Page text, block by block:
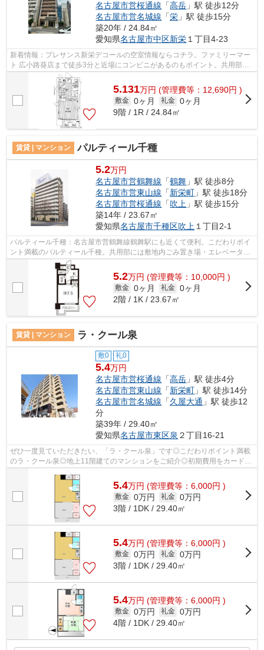
名古屋市営桜通線 「高岳 」駅 徒歩12分
名古屋市営名城線 「栄 」駅 徒歩15分
築20年 / 24.84㎡
愛知県名古屋市中区新栄１丁目4-23
新着情報：プレサンス新栄デコールの空室情報ならコチラ。ファミリーマー
ト 広小路葵店まで徒歩3分と近場にコンビニがあるのもポイント。共用部に
はエレベータ・敷地内ごみ置き場など...
5.131万円 (管理費等：12,690円 )
敷金 0ヶ月 礼金 0ヶ月
9階 / 1R / 24.84㎡
賃貸 | マンション パルティール千種
5.2万円
名古屋市営鶴舞線 「鶴舞 」駅 徒歩8分
名古屋市営東山線 「新栄町 」駅 徒歩18分
名古屋市営桜通線 「吹上 」駅 徒歩15分
築14年 / 23.67㎡
愛知県名古屋市千種区吹上 １丁目2-1
パルティール千種：名古屋市営鶴舞線鶴舞駅にも近くて便利。こだわりポイ
ント満載のパルティール千種。共用部には敷地内ごみ置き場・エレベータな
ど様々な設備やサービスが揃っている...
5.2万円 (管理費等：10,000円 )
敷金 0ヶ月 礼金 0ヶ月
2階 / 1K / 23.67㎡
賃貸 | マンション ラ・クール泉
敷0 礼0
5.4万円
名古屋市営桜通線 「高岳 」駅 徒歩4分
名古屋市営東山線 「新栄町 」駅 徒歩14分
名古屋市営名城線 「久屋大通 」駅 徒歩12
分
築39年 / 29.40㎡
愛知県名古屋市東区泉 ２丁目16-21
ぜひ一度見ていただきたい、「ラ・クール泉」です◎こだわりポイント満載
のラ・クール泉◎地上11階建てのマンションをご紹介◎初期費用をカードで
お支払いいただけるので、カードで決済し...
5.4万円 (管理費等：6,000円 )
敷金 0万円 礼金 0万円
3階 / 1DK / 29.40㎡
5.4万円 (管理費等：6,000円 )
敷金 0万円 礼金 0万円
3階 / 1DK / 29.40㎡
5.4万円 (管理費等：6,000円 )
敷金 0万円 礼金 0万円
4階 / 1DK / 29.40㎡